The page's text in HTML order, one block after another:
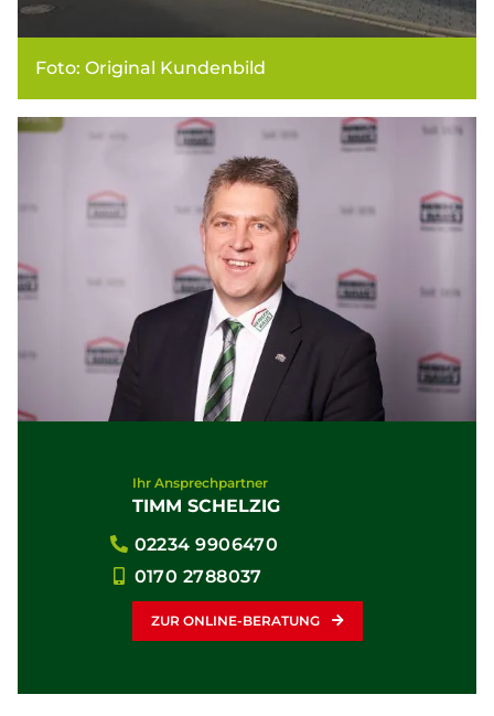
Foto: Original Kundenbild
Ihr Ansprechpartner
TIMM SCHELZIG
02234 9906470
0170 2788037
ZUR ONLINE-BERATUNG